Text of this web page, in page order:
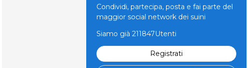
Condividi, partecipa, posta e fai parte del
maggior social network dei suini
Siamo già 211847Utenti
Registrati